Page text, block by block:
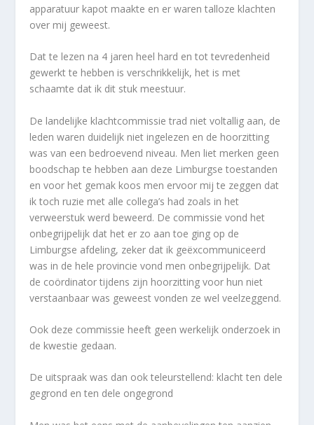
apparatuur kapot maakte en er waren talloze klachten
over mij geweest.
Dat te lezen na 4 jaren heel hard en tot tevredenheid
gewerkt te hebben is verschrikkelijk, het is met
schaamte dat ik dit stuk meestuur.
De landelijke klachtcommissie trad niet voltallig aan, de
leden waren duidelijk niet ingelezen en de hoorzitting
was van een bedroevend niveau. Men liet merken geen
boodschap te hebben aan deze Limburgse toestanden
en voor het gemak koos men ervoor mij te zeggen dat
ik toch ruzie met alle collega’s had zoals in het
verweerstuk werd beweerd. De commissie vond het
onbegrijpelijk dat het er zo aan toe ging op de
Limburgse afdeling, zeker dat ik geëxcommuniceerd
was in de hele provincie vond men onbegrijpelijk. Dat
de coördinator tijdens zijn hoorzitting voor hun niet
verstaanbaar was geweest vonden ze wel veelzeggend.
Ook deze commissie heeft geen werkelijk onderzoek in
de kwestie gedaan.
De uitspraak was dan ook teleurstellend: klacht ten dele
gegrond en ten dele ongegrond